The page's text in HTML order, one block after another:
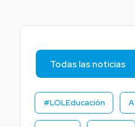
Todas las noticias
#LOLEducación